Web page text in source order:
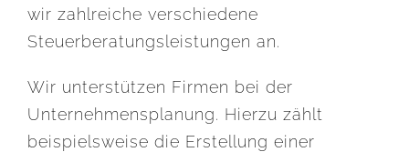
wir zahlreiche verschiedene
Steuerberatungsleistungen an.
Wir unterstützen Firmen bei der
Unternehmensplanung. Hierzu zählt
beispielsweise die Erstellung einer